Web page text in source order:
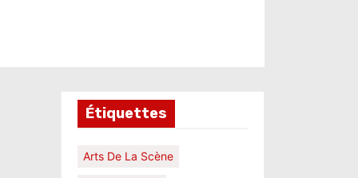
Étiquettes
Arts De La Scène